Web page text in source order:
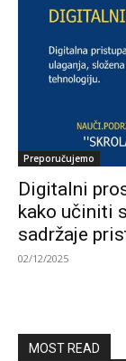
Preporučujemo
Digitalni
kako učiniti
sadržaje
02/12/2025
MOST READ